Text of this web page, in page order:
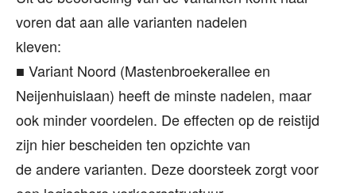
voren dat aan alle varianten nadelen
kleven:
■ Variant Noord (Mastenbroekerallee en
Neijenhuislaan) heeft de minste nadelen, maar
ook minder voordelen. De effecten op de reistijd
zijn hier bescheiden ten opzichte van
de andere varianten. Deze doorsteek zorgt voor